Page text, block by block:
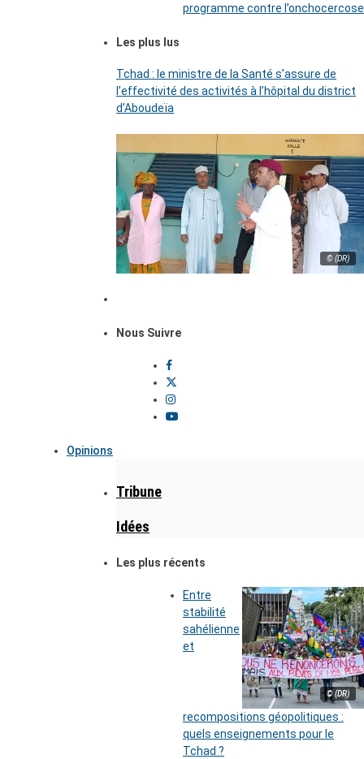
programme contre l’onchocercose
Les plus lus
Tchad : le ministre de la Santé s’assure de
l’effectivité des activités à l’hôpital du district
d’Aboudeïa
© (DR)
Nous Suivre
Opinions
Tribune
Idées
Les plus récents
© (DR)
Entre
stabilité
sahélienne
et
recompositions géopolitiques :
quels enseignements pour le
Tchad ?